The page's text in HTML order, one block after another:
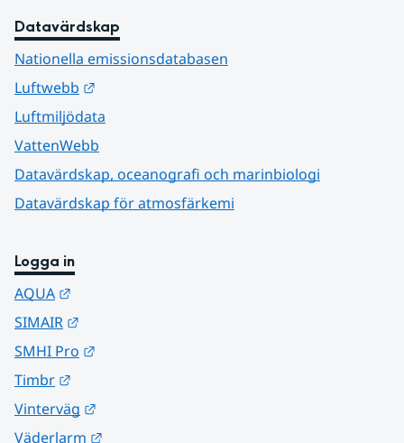
Datavärdskap
Nationella emissionsdatabasen
Luftwebb
Luftmiljödata
VattenWebb
Datavärdskap, oceanografi och marinbiologi
Datavärdskap för atmosfärkemi
Logga in
AQUA
SIMAIR
SMHI Pro
Timbr
Vinterväg
Väderlarm